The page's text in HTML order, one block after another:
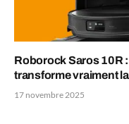
Roborock Saros 10R
transforme vraiment
17 novembre 2025